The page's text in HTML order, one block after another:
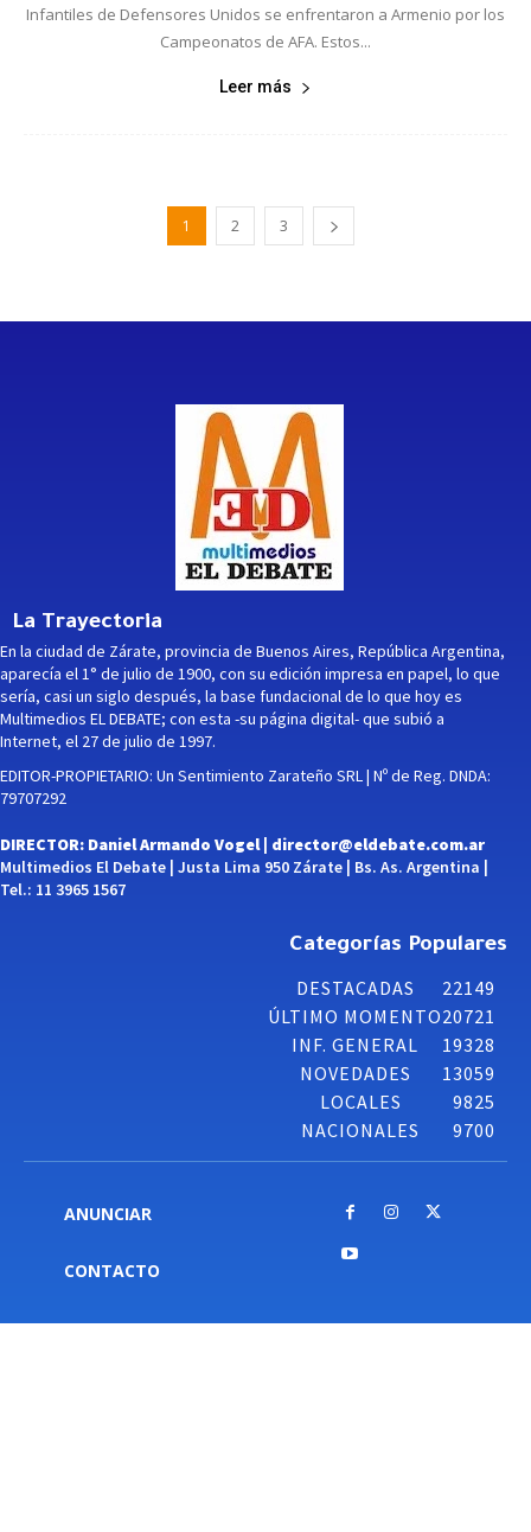
Infantiles de Defensores Unidos se enfrentaron a Armenio por los
Campeonatos de AFA. Estos...
Leer más
1 2 3
La Trayectoria
En la ciudad de Zárate, provincia de Buenos Aires, República Argentina,
aparecía el 1° de julio de 1900, con su edición impresa en papel, lo que
sería, casi un siglo después, la base fundacional de lo que hoy es
Multimedios EL DEBATE; con esta -su página digital- que subió a
Internet, el 27 de julio de 1997.
EDITOR-PROPIETARIO: Un Sentimiento Zarateño SRL | Nº de Reg. DNDA:
79707292
DIRECTOR: Daniel Armando Vogel | director@eldebate.com.ar
Multimedios El Debate | Justa Lima 950 Zárate | Bs. As. Argentina |
Tel.: 11 3965 1567
Categorías Populares
DESTACADAS
22149
ÚLTIMO MOMENTO20721
INF. GENERAL
19328
NOVEDADES
13059
LOCALES
9825
NACIONALES
9700
ANUNCIAR
CONTACTO